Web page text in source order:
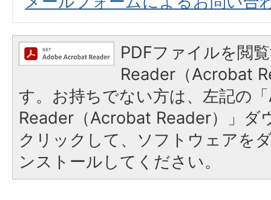
PDFファイルを閲
Reader（Acrobat
す。お持ちでない方は、左記の
Reader（Acrobat Reader）」ダ
クリックして、ソフトウェアを
ンストールしてください。